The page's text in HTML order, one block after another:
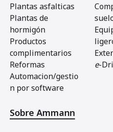
Plantas asfalticas
Plantas de
hormigón
Productos
complimentarios
Reformas
Automacion/gestio
n por software
e-
Sobre Ammann